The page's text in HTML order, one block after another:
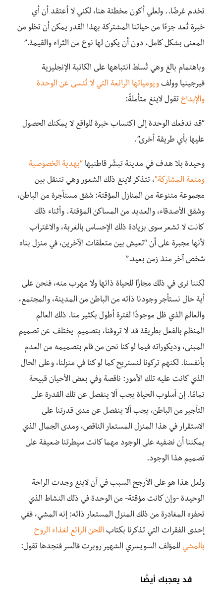
تخدم غرضًا.. ولعلي أكون مخطئة هنا، لكني لا أعتقد أن أي
خبرة تُعد جزءًا من حياتنا المشتركة بهذا القدر يمكن أن تخلو من
المعنى بشكل كامل، دون أن يكون لها نوع من الثراء والقيمة.”
وباهتمام بالغ وهي تُسلط انتباهها على الكاتبة الإنجليزية
فيرجينيا وولف ويومياتها الرائعة التي لا تُنسى عن الوحدة
والإبداع تقول لاينغ متأملةً:
“قد تدفعك الوحدة إلى اكتساب خبرة للواقع لا يمكنك الحصول
عليها بأي طريقة أخرى”.
وحيدة بلا هدف في مدينة تبشّر قاطنيها “بهدية الخصوصية
ومتعة المشاركة”، تتذكر لاينغ ذلك الشعور وهي تتنقل بين
مجموعة متنوعة من المنازل المؤقتة: شقق مستأجرة من الباطن،
وشقق الأصدقاء، والعديد من المساكن المؤقتة. وأثناء ذلك
كانت لا تشعر سوى بزيادة ذلك الإحساس بالغربة، والاغتراب
لأنها مجبرة على أن “تعيش بين متعلقات الآخرين، في منزل بناه
شخص آخر منذ زمن بعيد.”
لكننا نرى في ذلك مجازًا للحياة ذاتها ولا مهرب منه، فنحن على
أية حال نستأجر وجودنا ذاته من الباطن من المدينة، والمجتمع،
والعالم الذي ظل موجودًا لفترة أطول بكثير منا. ذلك العالم
المنظم بالفعل بطريقة قد لا تروقنا، بتصميم يختلف عن تصميم
المبنى، وديكوراته فيما لوكنا نحن من قام بتصميمه من العدم
بأنفسنا. لكنهم تركونا لنستريح كما لو كنا في منزلنا، وعلى الحال
الذي كانت عليه تلك الأمور: ناقصة وفي بعض الأحيان قبيحة
تمامًا. إن أسلوب الحياة يجب ألا ينفصل عن تلك القدرة على
التأجير من الباطن، يجب ألا ينفصل عن مدى قدرتنا على
الاستقرار في هذا المنزل المستعار الناقص، ومدى الجمال الذي
يمكننا أن نضفيه على الوجود مهما كانت سيطرتنا ضعيفة على
تصميم هذا الوجود.
ولعل هذا هو على الأرجح السبب في أن لاينغ وجدت الراحة
الوحيدة -وإن كانت مؤقتة- من الوحدة في ذلك النشاط الذي
تحفزه المغادرة من ذلك المنزل المستعار ذاته: إنه المشي، ففي
إحدى الفقرات التي تذكرنا بكتاب اللحن الرائع لغذاء الروح
بالمشي للمؤلف السويسري الشهير روبرت فالسر فنجدها تقول:
قد يعجبك أيضًا